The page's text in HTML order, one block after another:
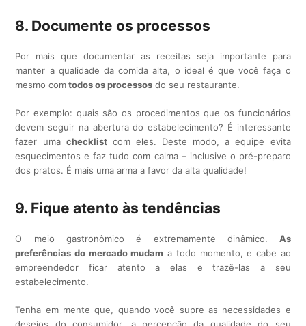
8. Documente os processos
Por mais que documentar as receitas seja importante para
manter a qualidade da comida alta, o ideal é que você faça o
mesmo comtodos os processos do seu restaurante.
Por exemplo: quais são os procedimentos que os funcionários
devem seguir na abertura do estabelecimento? É interessante
fazer uma checklistcom eles. Deste modo, a equipe evita
esquecimentos e faz tudo com calma – inclusive o pré-preparo
dos pratos. É mais uma arma a favor da alta qualidade!
9. Fique atento às tendências
O meio gastronômico é extremamente dinâmico. As
preferências do mercado mudam a todo momento, e cabe ao
empreendedor ficar atento a elas e trazê-las a seu
estabelecimento.
Tenha em mente que, quando você supre as necessidades e